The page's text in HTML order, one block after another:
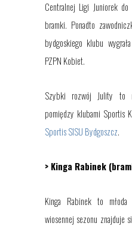
Centralnej Ligi Juniorek
bramki. Ponadto
bydgoskiego klubu
PZPN Kobiet.
Szybki rozwój Julity to
pomiędzy klubami Sportis
Sportis SISU Bydgoszcz.
> Kinga Rabinek
Kinga Rabinek to
wiosennej sezonu znajduje